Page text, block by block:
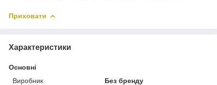
Приховати
Характеристики
Основні
Виробник
Без бренду